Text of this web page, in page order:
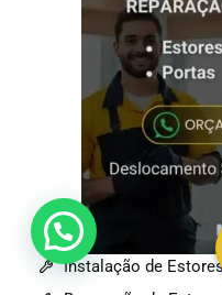
Instalação de
💬 Como